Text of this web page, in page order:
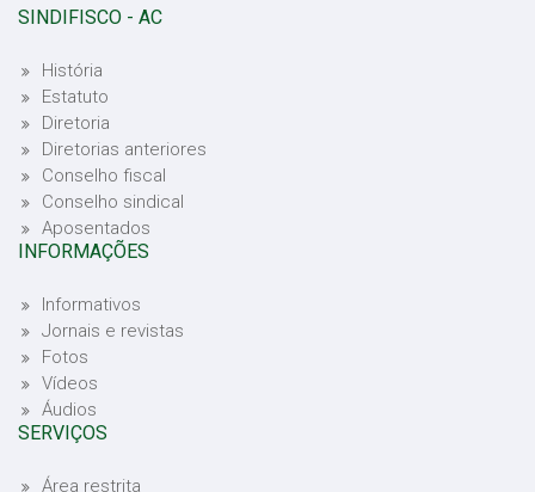
SINDIFISCO - AC
História
Estatuto
Diretoria
Diretorias anteriores
Conselho fiscal
Conselho sindical
Aposentados
INFORMAÇÕES
Informativos
Jornais e revistas
Fotos
Vídeos
Áudios
SERVIÇOS
Área restrita